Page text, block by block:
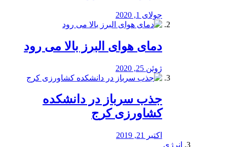
جولای 1, 2020
دمای هوای البرز بالا می رود
ژوئن 25, 2020
جذب سرباز در دانشکده
کشاورزی کرج
اکتبر 21, 2019
انرژی